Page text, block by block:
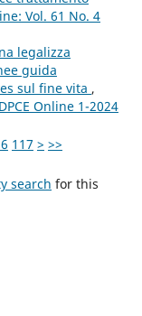
Vol. 61 No. 4
legalizza
guida
sul fine vita ,
Online 1-2024
117 > >>
search for this